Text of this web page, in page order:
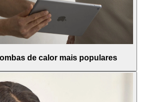
de calor mais populares